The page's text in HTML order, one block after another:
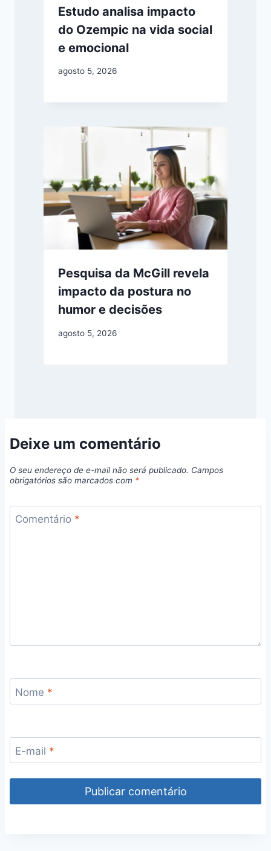
Estudo analisa impacto
do Ozempic na vida social
e emocional
agosto 5, 2026
Pesquisa da McGill revela
impacto da postura no
humor e decisões
agosto 5, 2026
Deixe um comentário
O seu endereço de e-mail não será publicado. Campos
obrigatórios são marcados com *
Comentário *
Nome *
E-mail *